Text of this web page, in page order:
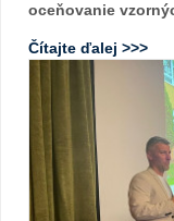
oceňovanie
Čítajte ďalej >>>